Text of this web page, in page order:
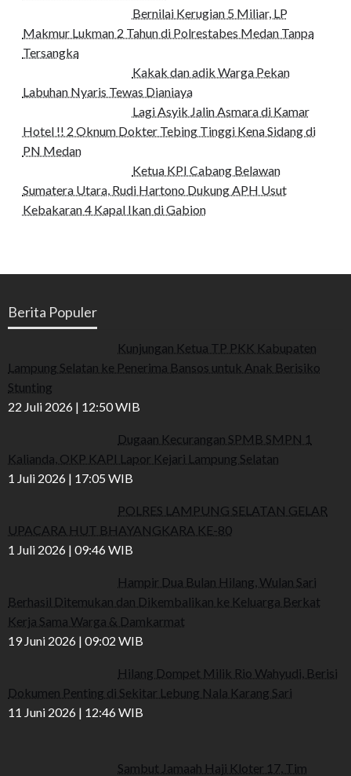
Bernilai Kerugian 5 Miliar, LP
Makmur Lukman 2 Tahun di Polrestabes Medan Tanpa
Tersangka
Kakak dan adik Warga Pekan
Labuhan Nyaris Tewas Dianiaya
Lagi Asyik Jalin Asmara di Kamar
Hotel !! 2 Oknum Dokter Tebing Tinggi Kena Sidang di
PN Medan
Ketua KPI Cabang Belawan
Sumatera Utara, Rudi Hartono Dukung APH Usut
Kebakaran 4 Kapal Ikan di Gabion
Berita Populer
Kunjungan Ketua TP PKK Kabupaten
Lampung Selatan ke Penerima Bansos untuk Anak Berisiko
Stunting
22 Juli 2026 | 12:50 WIB
Dugaan Kecurangan SPMB SMPN 1
Kalianda, OKP KAPI Lapor Kejari Lampung Selatan
1 Juli 2026 | 17:05 WIB
POLRES LAMPUNG SELATAN GELAR
UPACARA HUT BHAYANGKARA KE-80
1 Juli 2026 | 09:46 WIB
Hampir Dua Bulan Hilang, Wulan Sari
Berhasil Ditemukan dan Dikembalikan ke Keluarga Berkat
Kerja Sama Warga & Damkarmat
19 Juni 2026 | 09:02 WIB
Hilang Dompet Milik Rio Wahyudi, Berisi
Dokumen Penting di Sekitar Lebung Nala Karang Sari
11 Juni 2026 | 12:46 WIB
Sambut Jamaah Haji Kloter 17, Tim